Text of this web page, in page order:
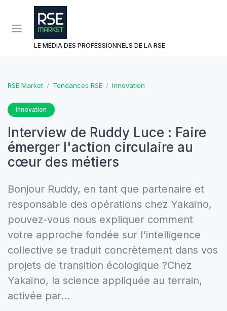
LE MÉDIA DES PROFESSIONNELS DE LA RSE
RSE Market Tendances RSE Innovation
Innovation
Interview de Ruddy Luce : Faire
émerger l'action circulaire au
cœur des métiers
Bonjour Ruddy, en tant que partenaire et
responsable des opérations chez Yakaïno,
pouvez-vous nous expliquer comment
votre approche fondée sur l'intelligence
collective se traduit concrètement dans vos
projets de transition écologique ?Chez
Yakaïno, la science appliquée au terrain,
activée par...
Panneau de gestion des cookies